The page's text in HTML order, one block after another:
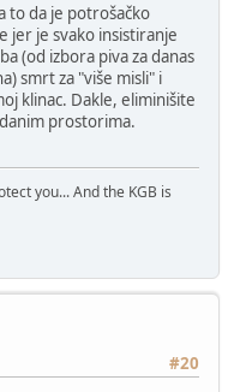
to da je potrošačko
jer je svako insistiranje
(od izbora piva za danas
smrt za "više misli" i
klinac. Dakle, eliminišite
prostorima.
you... And the KGB is
#20